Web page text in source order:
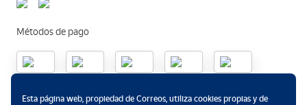
Métodos de pago
Esta página web, propiedad de Correos, utiliza cookies propias y de